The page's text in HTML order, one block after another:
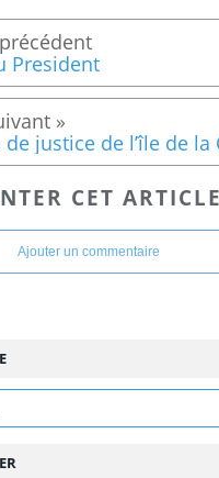
President
de justice de l’île de la
CET ARTICLE
Ajouter un commentaire